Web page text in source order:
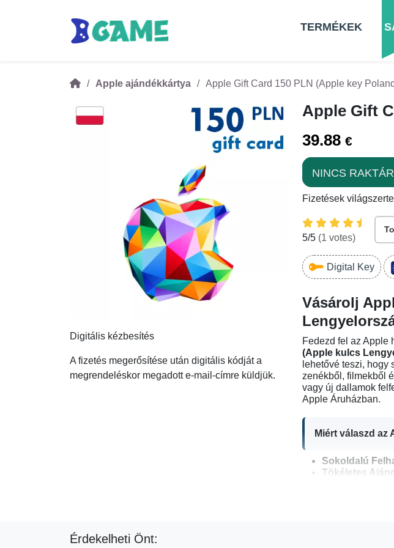
TERMÉKEK
Apple ajándékkártya Apple Gift Card 150 PLN (Apple key
Digitális kézbesítés
A fizetés megerősítése után digitális kódját a
megrendeléskor megadott e-mail-címre küldjük.
Apple Gift
39.88 €
NINCS
Fizetések
5/5 (1 votes)
Digital Key
Vásárolj
Fedezd fel az Apple
(Apple kulcs
lehetővé teszi,
zenékből, filmekből
vagy új dallamok
Apple Áruházban.
Miért válaszd az
Sokoldalú
Tökéletes
Érdekelheti Önt: